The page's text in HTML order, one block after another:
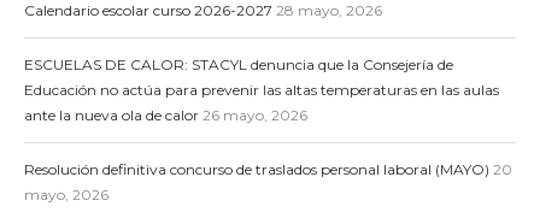
Calendario escolar curso 2026-2027 28 mayo, 2026
ESCUELAS DE CALOR: STACYL denuncia que la Consejería de
Educación no actúa para prevenir las altas temperaturas en las aulas
ante la nueva ola de calor 26 mayo, 2026
Resolución definitiva concurso de traslados personal laboral (MAYO) 20
mayo, 2026